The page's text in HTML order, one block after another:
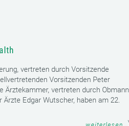
vertreten durch Vorsitzende
Vorsitzenden Peter
Ärztekammer, vertreten durch Obmann
Edgar Wutscher, haben am 22.